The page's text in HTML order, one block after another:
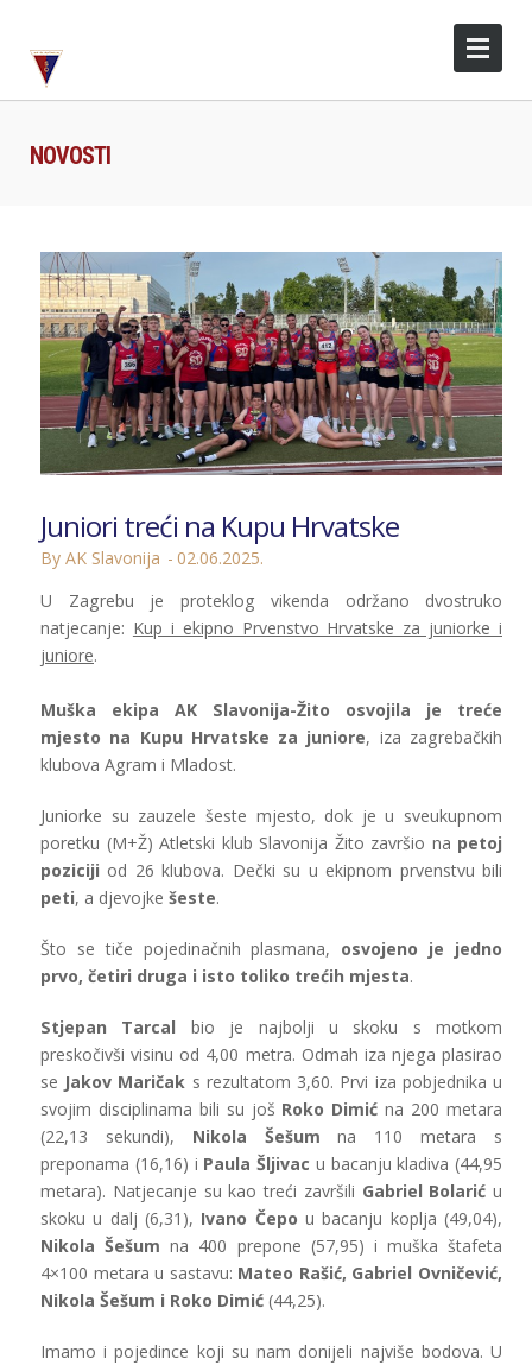
NOVOSTI
Juniori treći na Kupu Hrvatske
By AK Slavonija
02.06.2025.
U Zagrebu je proteklog vikenda održano dvostruko
natjecanje: Kup i ekipno Prvenstvo Hrvatske za juniorke i
juniore.
Muška ekipa AK Slavonija-Žito osvojila je treće
mjesto na Kupu Hrvatske za juniore, iza zagrebačkih
klubova Agram i Mladost.
Juniorke su zauzele šeste mjesto, dok je u sveukupnom
poretku (M+Ž) Atletski klub Slavonija Žito završio na petoj
poziciji od 26 klubova. Dečki su u ekipnom prvenstvu bili
peti, a djevojke šeste.
Što se tiče pojedinačnih plasmana, osvojeno je jedno
prvo, četiri druga i isto toliko trećih mjesta.
Stjepan Tarcal bio je najbolji u skoku s motkom
preskočivši visinu od 4,00 metra. Odmah iza njega plasirao
se Jakov Maričak s rezultatom 3,60. Prvi iza pobjednika u
svojim disciplinama bili su još Roko Dimić na 200 metara
(22,13 sekundi), Nikola Šešum na 110 metara s
preponama (16,16) i Paula Šljivac u bacanju kladiva (44,95
metara). Natjecanje su kao treći završili Gabriel Bolarić u
skoku u dalj (6,31), Ivano Čepo u bacanju koplja (49,04),
Nikola Šešum na 400 prepone (57,95) i muška štafeta
4×100 metara u sastavu: Mateo Rašić, Gabriel Ovničević,
Nikola Šešum i Roko Dimić (44,25).
Imamo i pojedince koji su nam donijeli najviše bodova. U